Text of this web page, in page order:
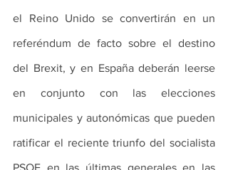
el Reino Unido se convertirán en un
referéndum de facto sobre el destino
del Brexit, y en España deberán leerse
en conjunto con las elecciones
municipales y autonómicas que pueden
ratificar el reciente triunfo del socialista
PSOE en las últimas generales en las